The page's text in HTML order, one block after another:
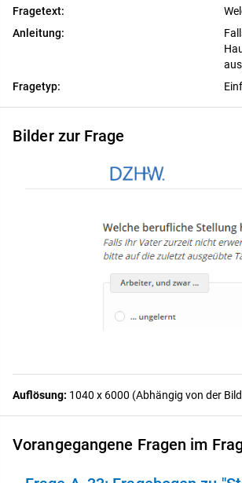
Fragetext:
Anleitung:
Fragetyp:
Bilder zur Frage
Auflösung: 1040 x 6000 (Abhängig von der
Vorangegangene Fragen im